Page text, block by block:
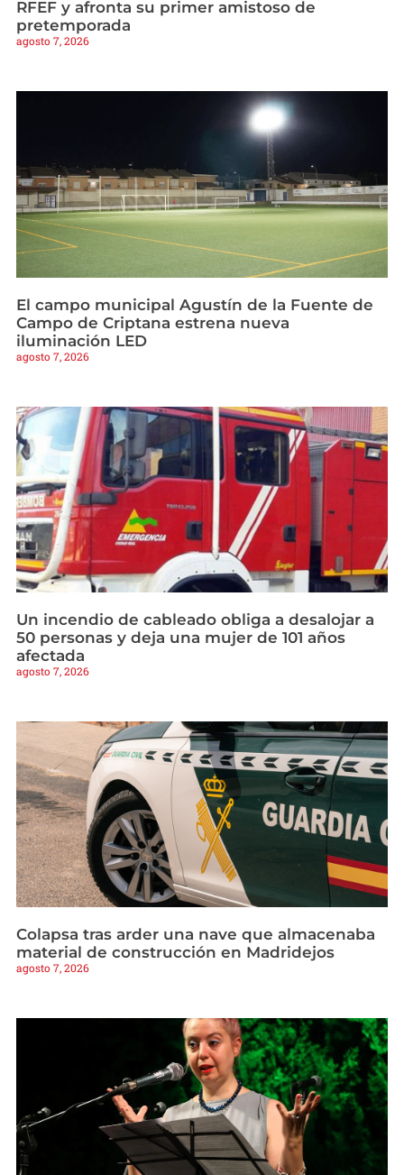
RFEF y afronta su primer amistoso de
pretemporada
agosto 7, 2026
El campo municipal Agustín de la Fuente de
Campo de Criptana estrena nueva
iluminación LED
agosto 7, 2026
Un incendio de cableado obliga a desalojar a
50 personas y deja una mujer de 101 años
afectada
agosto 7, 2026
Colapsa tras arder una nave que almacenaba
material de construcción en Madridejos
agosto 7, 2026